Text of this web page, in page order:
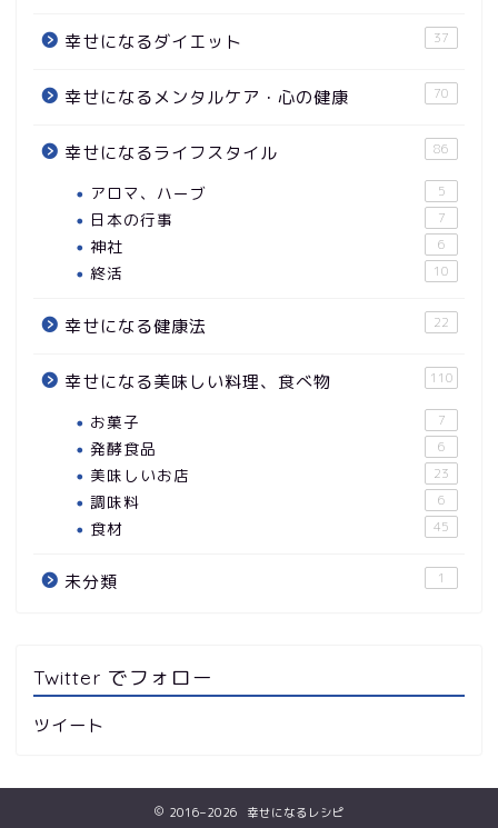
幸せになるダイエット 37
幸せになるメンタルケア・心の健康 70
幸せになるライフスタイル 86
アロマ、ハーブ 5
日本の行事 7
神社 6
終活 10
幸せになる健康法 22
幸せになる美味しい料理、食べ物 110
お菓子 7
発酵食品 6
美味しいお店 23
調味料 6
食材 45
未分類 1
Twitter でフォロー
ツイート
2016–2026 幸せになるレシピ